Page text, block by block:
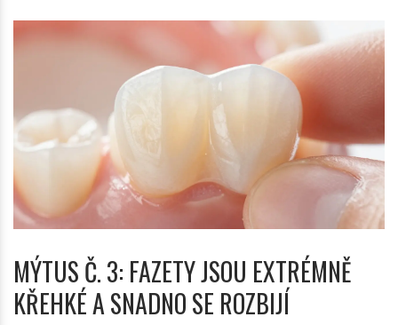
MÝTUS Č. 3: FAZETY JSOU EXTRÉMNĚ
KŘEHKÉ A SNADNO SE ROZBIJÍ